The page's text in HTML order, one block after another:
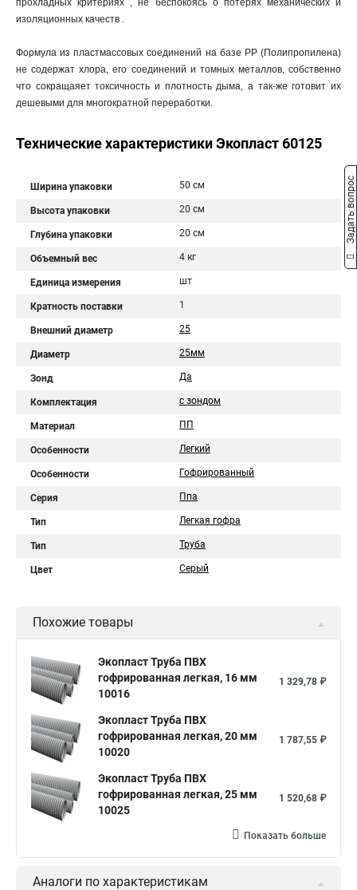
прохладных критериях , не беспокоясь о потерях механических и
изоляционных качеств .
Формула из пластмассовых соединений на базе PP (Полипропилена)
не содержат хлора, его соединений и томных металлов, собственно
что сокращаяет токсичность и плотность дыма, а так-же готовит их
дешевыми для многократной переработки.
Технические характеристики Экопласт 60125
Ширина упаковки 50 см
Высота упаковки 20 см
Глубина упаковки 20 см
Объемный вес 4 кг
Единица измерения шт
Кратность поставки 1
Внешний диаметр 25
Диаметр 25мм
Зонд Да
Комплектация с зондом
Материал ПП
Особенности Легкий
Особенности Гофрированный
Серия Ппа
Тип Легкая гофра
Тип Труба
Цвет Серый
Похожие товары
Экопласт Труба ПВХ
гофрированная легкая, 16 мм
10016
1 329,78 ₽
Экопласт Труба ПВХ
гофрированная легкая, 20 мм
10020
1 787,55 ₽
Экопласт Труба ПВХ
гофрированная легкая, 25 мм
10025
1 520,68 ₽
Показать больше
Аналоги по характеристикам
Задать вопрос